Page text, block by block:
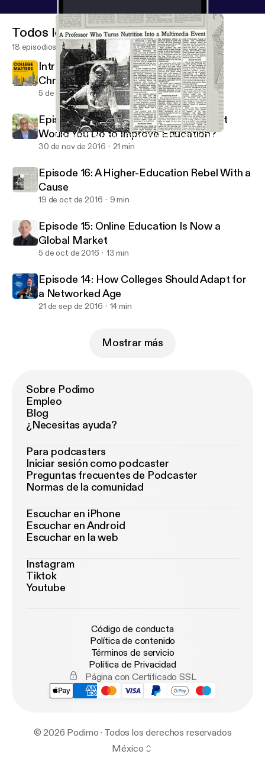
Episode 16: A Higher-Education Rebel With a Cause
ReLearning Podcast
Todos los episodios
18 episodios
Introducing College Matters from The
Chronicle
5 de sep de 2024 1 min
Episode 17: If You Had $45 Billion, What
Would You Do to Improve Education?
30 de nov de 2016 21 min
Episode 16: A Higher-Education Rebel With a
Cause
19 de oct de 2016 9 min
Episode 15: Online Education Is Now a
Global Market
5 de oct de 2016 13 min
Episode 14: How Colleges Should Adapt for
a Networked Age
21 de sep de 2016 14 min
Mostrar más
Sobre Podimo
Empleo
Blog
¿Necesitas ayuda?
Para podcasters
Iniciar sesión como podcaster
Preguntas frecuentes de Podcaster
Normas de la comunidad
Escuchar en iPhone
Escuchar en Android
Escuchar en la web
Instagram
Tiktok
Youtube
Código de conducta
Política de contenido
Términos de servicio
Política de Privacidad
Página con Certificado SSL
© 2026 Podimo · Todos los derechos reservados
México